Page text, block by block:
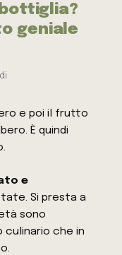
geniale
e poi il frutto
È quindi
e
Si presta a
sono
culinario che in